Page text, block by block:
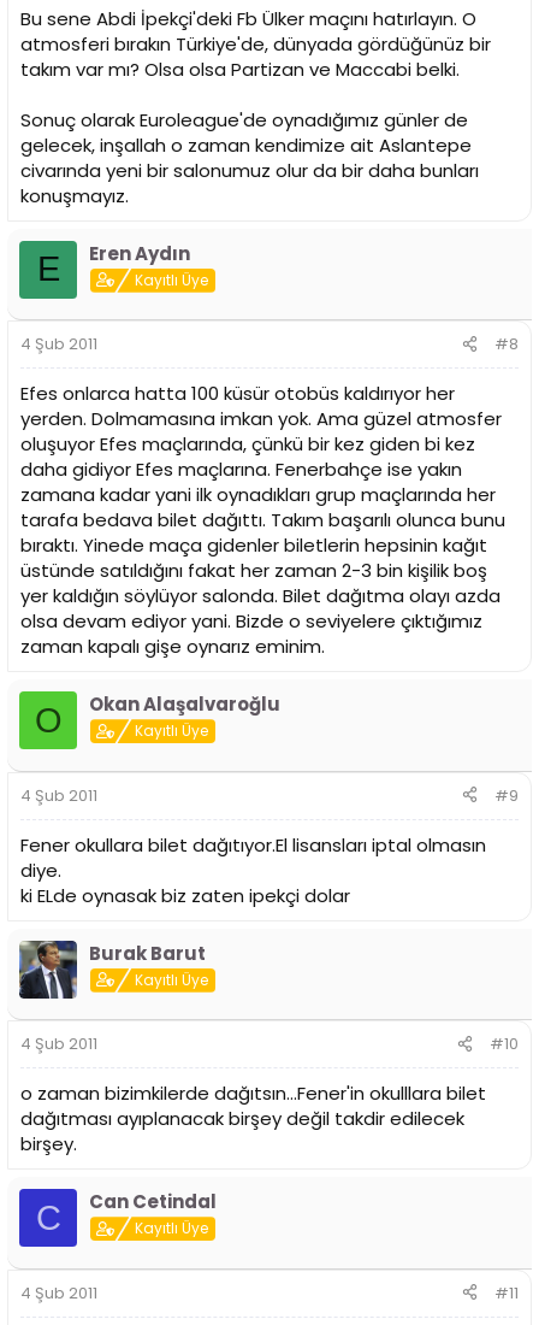
Bu sene Abdi İpekçi'deki Fb Ülker maçını hatırlayın. O
atmosferi bırakın Türkiye'de, dünyada gördüğünüz bir
takım var mı? Olsa olsa Partizan ve Maccabi belki.
Sonuç olarak Euroleague'de oynadığımız günler de
gelecek, inşallah o zaman kendimize ait Aslantepe
civarında yeni bir salonumuz olur da bir daha bunları
konuşmayız.
E Eren Aydın
Kayıtlı Üye
4 Şub 2011 #8
Efes onlarca hatta 100 küsür otobüs kaldırıyor her
yerden. Dolmamasına imkan yok. Ama güzel atmosfer
oluşuyor Efes maçlarında, çünkü bir kez giden bi kez
daha gidiyor Efes maçlarına. Fenerbahçe ise yakın
zamana kadar yani ilk oynadıkları grup maçlarında her
tarafa bedava bilet dağıttı. Takım başarılı olunca bunu
bıraktı. Yinede maça gidenler biletlerin hepsinin kağıt
üstünde satıldığını fakat her zaman 2-3 bin kişilik boş
yer kaldığın söylüyor salonda. Bilet dağıtma olayı azda
olsa devam ediyor yani. Bizde o seviyelere çıktığımız
zaman kapalı gişe oynarız eminim.
O Okan Alaşalvaroğlu
Kayıtlı Üye
4 Şub 2011 #9
Fener okullara bilet dağıtıyor.El lisansları iptal olmasın
diye.
ki ELde oynasak biz zaten ipekçi dolar
Burak Barut
Kayıtlı Üye
4 Şub 2011 #10
o zaman bizimkilerde dağıtsın...Fener'in okulllara bilet
dağıtması ayıplanacak birşey değil takdir edilecek
birşey.
C Can Cetindal
Kayıtlı Üye
4 Şub 2011 #11